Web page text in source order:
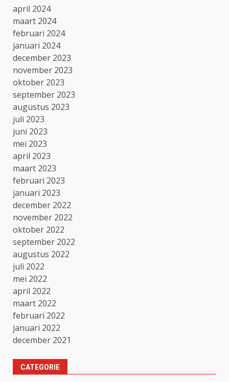
april 2024
maart 2024
februari 2024
januari 2024
december 2023
november 2023
oktober 2023
september 2023
augustus 2023
juli 2023
juni 2023
mei 2023
april 2023
maart 2023
februari 2023
januari 2023
december 2022
november 2022
oktober 2022
september 2022
augustus 2022
juli 2022
mei 2022
april 2022
maart 2022
februari 2022
januari 2022
december 2021
CATEGORIE